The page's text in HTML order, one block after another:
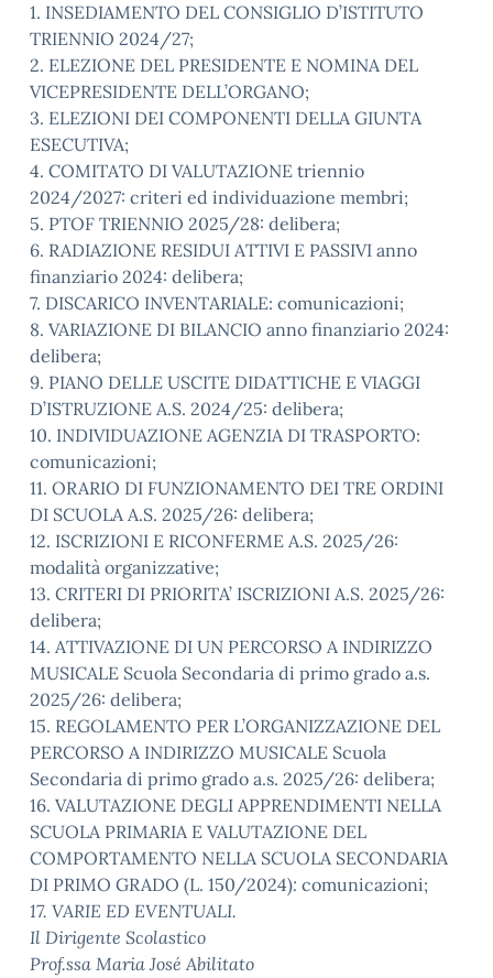
1. INSEDIAMENTO DEL CONSIGLIO D’ISTITUTO
TRIENNIO 2024/27;
2. ELEZIONE DEL PRESIDENTE E NOMINA DEL
VICEPRESIDENTE DELL’ORGANO;
3. ELEZIONI DEI COMPONENTI DELLA GIUNTA
ESECUTIVA;
4. COMITATO DI VALUTAZIONE triennio
2024/2027: criteri ed individuazione membri;
5. PTOF TRIENNIO 2025/28: delibera;
6. RADIAZIONE RESIDUI ATTIVI E PASSIVI anno
finanziario 2024: delibera;
7. DISCARICO INVENTARIALE: comunicazioni;
8. VARIAZIONE DI BILANCIO anno finanziario 2024:
delibera;
9. PIANO DELLE USCITE DIDATTICHE E VIAGGI
D’ISTRUZIONE A.S. 2024/25: delibera;
10. INDIVIDUAZIONE AGENZIA DI TRASPORTO:
comunicazioni;
11. ORARIO DI FUNZIONAMENTO DEI TRE ORDINI
DI SCUOLA A.S. 2025/26: delibera;
12. ISCRIZIONI E RICONFERME A.S. 2025/26:
modalità organizzative;
13. CRITERI DI PRIORITA’ ISCRIZIONI A.S. 2025/26:
delibera;
14. ATTIVAZIONE DI UN PERCORSO A INDIRIZZO
MUSICALE Scuola Secondaria di primo grado a.s.
2025/26: delibera;
15. REGOLAMENTO PER L’ORGANIZZAZIONE DEL
PERCORSO A INDIRIZZO MUSICALE Scuola
Secondaria di primo grado a.s. 2025/26: delibera;
16. VALUTAZIONE DEGLI APPRENDIMENTI NELLA
SCUOLA PRIMARIA E VALUTAZIONE DEL
COMPORTAMENTO NELLA SCUOLA SECONDARIA
DI PRIMO GRADO (L. 150/2024): comunicazioni;
17. VARIE ED EVENTUALI.
Il Dirigente Scolastico
Prof.ssa Maria José Abilitato